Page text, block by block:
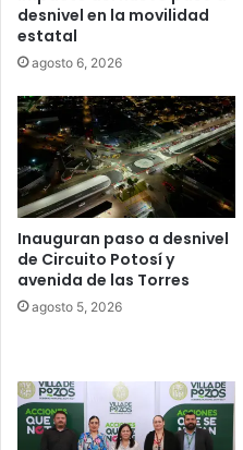
desnivel en la movilidad
estatal
agosto 6, 2026
Inauguran paso a desnivel
de Circuito Potosí y
avenida de las Torres
agosto 5, 2026